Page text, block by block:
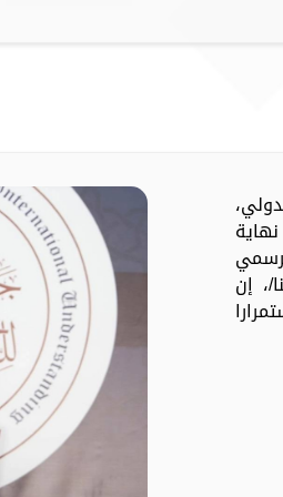
، إن